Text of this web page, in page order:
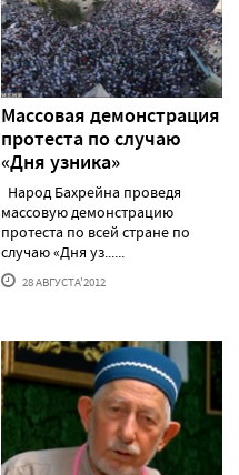
Массовая демонстрация
протеста по случаю
«Дня узника»
Народ Бахрейна проведя
массовую демонстрацию
протеста по всей стране по
случаю «Дня уз......
28 АВГУСТА'2012